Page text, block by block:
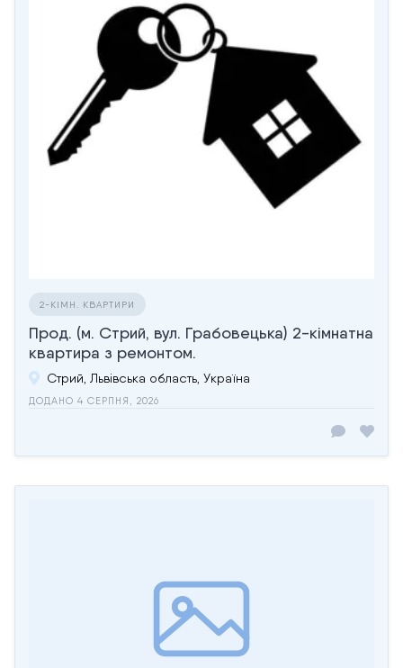
2-КІМН. КВАРТИРИ
Прод. (м. Стрий, вул. Грабовецька) 2-кімнатна
квартира з ремонтом.
Стрий, Львівська область, Україна
ДОДАНО 4 СЕРПНЯ, 2026